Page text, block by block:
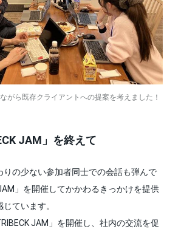
がら既存クライアントへの提案を考えました！
JAM」を終えて
りの少ない参加者同士での会話も弾んで
」を開催してかかわるきっかけを提供
ています。
JAM」を開催し、社内の交流を促